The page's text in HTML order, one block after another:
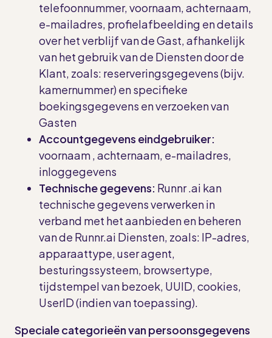
telefoonnummer, voornaam, achternaam,
e-mailadres, profielafbeelding en details
over het verblijf van de Gast, afhankelijk
van het gebruik van de Diensten door de
Klant, zoals: reserveringsgegevens (bijv.
kamernummer) en specifieke
boekingsgegevens en verzoeken van
Gasten
Accountgegevens eindgebruiker:
voornaam, achternaam, e-mailadres,
inloggegevens
Technische gegevens: Runnr.ai kan
technische gegevens verwerken in
verband met het aanbieden en beheren
van de Runnr.ai Diensten, zoals: IP-adres,
apparaattype, user agent,
besturingssysteem, browsertype,
tijdstempel van bezoek, UUID, cookies,
UserID (indien van toepassing).
Speciale categorieën van persoonsgegevens